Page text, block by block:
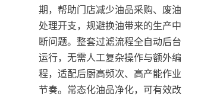
期，帮助门店减少油品采购、废油
处理开支，规避换油带来的生产中
断问题。整套过滤流程全自动后台
运行，无需人工复杂操作与额外编
程，适配后厨高频次、高产能作业
节奏。常态化油品净化，可有效改